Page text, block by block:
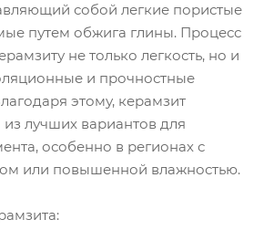
собой легкие пористые
путем обжига глины. Процесс
не только легкость, но и
и прочностные
этому, керамзит
лучших вариантов для
особенно в регионах с
или повышенной влажностью.